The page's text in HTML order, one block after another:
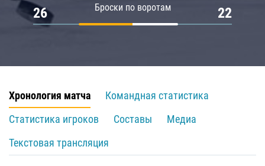
Броски по воротам
26 22
Хронология матча
Командная статистика
Статистика игроков
Составы
Медиа
Текстовая трансляция